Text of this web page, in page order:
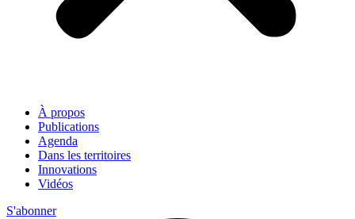
À propos
Publications
Agenda
Dans les territoires
Innovations
Vidéos
S'abonner